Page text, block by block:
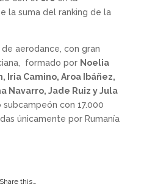
la suma del ranking de la
aerodance, con gran
formado por Noelia
Iria Camino, Aroa Ibáñez,
Navarro, Jade Ruiz y Jula
con 17.000
únicamente por Rumanía
Share this…